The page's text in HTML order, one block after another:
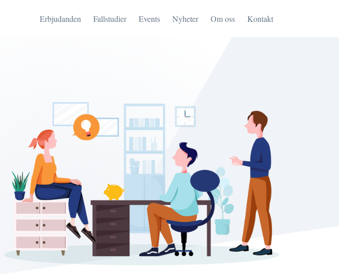
Erbjudanden Fallstudier Events Nyheter Om oss Kontakt